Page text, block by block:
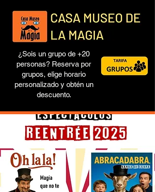
¿Sois un grupo de +20
personas? Reserva por
grupos, elige horario
personalizado y obtén un
descuento.